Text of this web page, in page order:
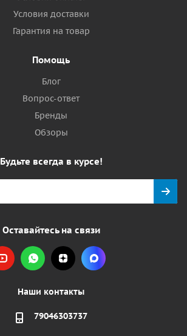
Условия доставки
Гарантия на товар
Помощь
Блог
Вопрос-ответ
Бренды
Обзоры
Будьте всегда в курсе!
Оставайтесь на связи
Наши контакты
79046303737